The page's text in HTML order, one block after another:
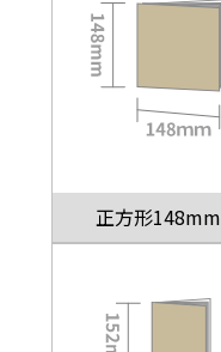
正方形148mm